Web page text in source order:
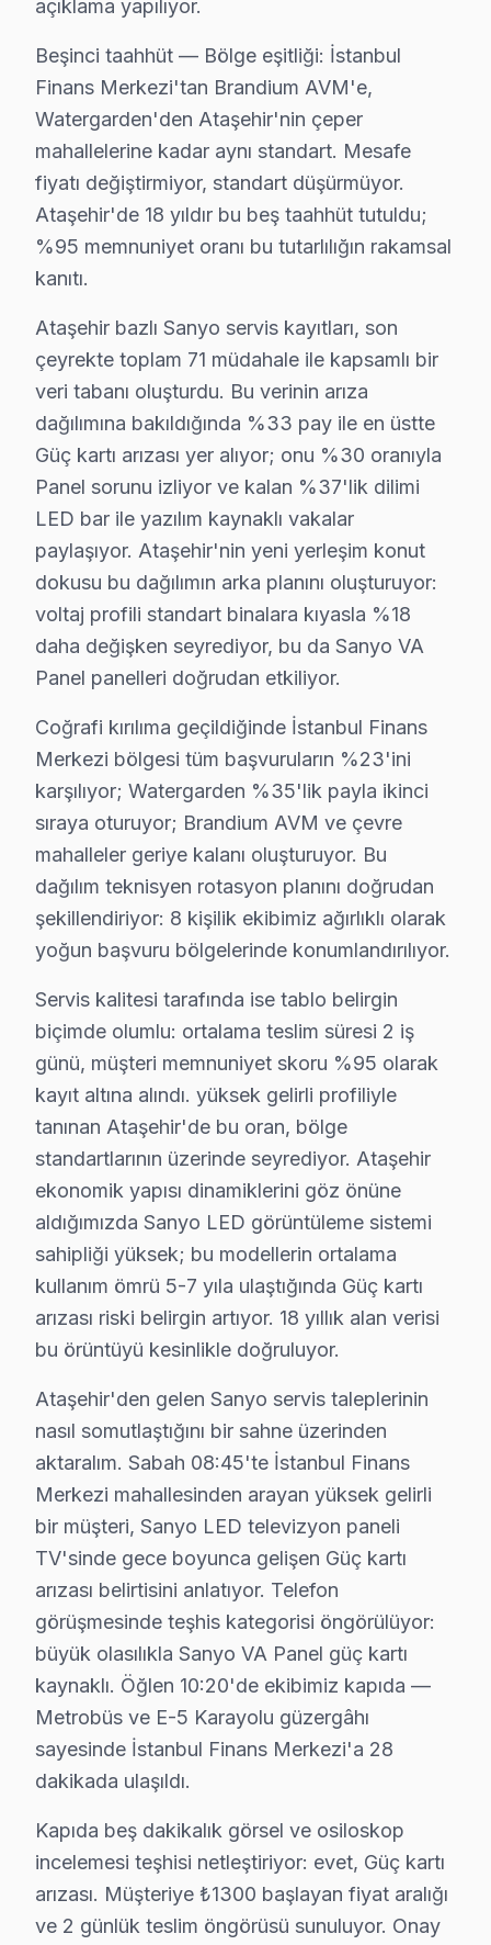
Sanyo televizyon paneli'niz arızalandı mı? İstanbul
Şeffaf Fiyatlandırma ve Müşteri Memnuniyeti
Servis sürecinin başından sonuna kadar şeffaf fiyat
Ücretsiz Arıza Tespiti: Ataşehir'de arıza tespiti
Şeffaf Fiyat Teklifi: Hangi bileşenlerin değişeceğini,
Garantili Servis Avantajı: 6 ay-2 yıl garanti ile aynı
» Basit arızalarda aynı gün servis tamamlanır.
Ataşehir × Sanyo: Yerel İçerik ve Deneyim
Ataşehir'de Sanyo akıllı TV onarımında para
Ama değer hesabı yalnızca ilk satın alma fiyatıyla
yüksek gelirli profilli Ataşehir'de müşterilerimiz bu
Ataşehir'de Sanyo televizyon paneli arıza
İlkbahar dönemi (Mart-Mayıs): Görece sakin. bu
Yaz dönemi (Haziran-Ağustos): Sıcak havada
Sonbahar dönemi (Eylül-Kasım): Okul ve sezon
Ataşehir'deki Sanyo teknik servis deneyimi,
Sanyo VA Panel sürücü katmanında LVDS sinyal
söz konusu model Smart akıllı TV modellerindeki
Ataşehir'de Sanyo servis tercihinde güven, fiyat
İkinci taahhüt — Garanti kapsamı: İşçilik 6 ay, orijinal
Beşinci taahhüt — Bölge eşitliği: İstanbul Finans
Ataşehir bazlı Sanyo servis kayıtları, son çeyrekte
Coğrafi kırılıma geçildiğinde İstanbul Finans
Servis kalitesi tarafında ise tablo belirgin biçimde
Ataşehir'den gelen söz konusu model servis
Bu hikayenin olağan olması, Ataşehir'de 18 yıllık
Ataşehir servis lojistiği, ilçenin Anadolu Yakası'ndaki
İkinci katman — Orta kuşak: Watergarden ve
Üçüncü katman — Dış mahalleler: Brandium AVM
Neden Ataşehir'de Sanyo teknik desteği
Ataşehir Sanyo TV Ekran Anakart Profesyonel Servis ve Tamir
Ataşehir'da Sanyo akıllı TV'niz bozulduğunda
• Ataşehir'de 25+ sertifikalı teknisyen Sanyo LED
• Ataşehir'de sadece orijinal parça kullanıyoruz. her
• Termal kamera ve osiloskop kullanarak arızalı
Deneyimlerimize göre,, İstanbul Finans Merkezi,
Sanyo Servisi: Ataşehir Yerel Bilgi
Ataşehir ilçesi, İstanbul Anadolu Yakası'nın yaklaşık
Sanyo TV'lerde Sık Görülen Arızalar
Ataşehir bölgesindeki Sanyo kullanıcılarının
Güç kartı arızası: Ataşehir'de Sanyo VA Panel
Panel sorunu: Ataşehir'de Smart akıllı TV sistemini
LED bar: Ataşehir'de LED ekranlarda daha sık
T-Con: Ataşehir'de bu sorunla başvuran müşteriler
» Ataşehir'de tüm Sanyo model ve serilerinde VA
Ataşehir Sanyo TV Arızaları – Televizyonunuz
Sanyo görüntüleme sistemi'nizde yaşadığınız
Sanyo televizyon paneli'lerde en çok müdahale
• Panel ve Ekran: OLED yanması, LCD şeriti, piksel
açıklama yapılıyor.
Beşinci taahhüt — Bölge eşitliği: İstanbul
Finans Merkezi'tan Brandium AVM'e,
Watergarden'den Ataşehir'nin çeper
mahallelerine kadar aynı standart. Mesafe
fiyatı değiştirmiyor, standart düşürmüyor.
Ataşehir'de 18 yıldır bu beş taahhüt tutuldu;
%95 memnuniyet oranı bu tutarlılığın rakamsal
kanıtı.
Ataşehir bazlı Sanyo servis kayıtları, son
çeyrekte toplam 71 müdahale ile kapsamlı bir
veri tabanı oluşturdu. Bu verinin arıza
dağılımına bakıldığında %33 pay ile en üstte
Güç kartı arızası yer alıyor; onu %30 oranıyla
Panel sorunu izliyor ve kalan %37'lik dilimi
LED bar ile yazılım kaynaklı vakalar
paylaşıyor. Ataşehir'nin yeni yerleşim konut
dokusu bu dağılımın arka planını oluşturuyor:
voltaj profili standart binalara kıyasla %18
daha değişken seyrediyor, bu da Sanyo VA
Panel panelleri doğrudan etkiliyor.
Coğrafi kırılıma geçildiğinde İstanbul Finans
Merkezi bölgesi tüm başvuruların %23'ini
karşılıyor; Watergarden %35'lik payla ikinci
sıraya oturuyor; Brandium AVM ve çevre
mahalleler geriye kalanı oluşturuyor. Bu
dağılım teknisyen rotasyon planını doğrudan
şekillendiriyor: 8 kişilik ekibimiz ağırlıklı olarak
yoğun başvuru bölgelerinde konumlandırılıyor.
Servis kalitesi tarafında ise tablo belirgin
biçimde olumlu: ortalama teslim süresi 2 iş
günü, müşteri memnuniyet skoru %95 olarak
kayıt altına alındı. yüksek gelirli profiliyle
tanınan Ataşehir'de bu oran, bölge
standartlarının üzerinde seyrediyor. Ataşehir
ekonomik yapısı dinamiklerini göz önüne
aldığımızda Sanyo LED görüntüleme sistemi
sahipliği yüksek; bu modellerin ortalama
kullanım ömrü 5-7 yıla ulaştığında Güç kartı
arızası riski belirgin artıyor. 18 yıllık alan verisi
bu örüntüyü kesinlikle doğruluyor.
Ataşehir'den gelen Sanyo servis taleplerinin
nasıl somutlaştığını bir sahne üzerinden
aktaralım. Sabah 08:45'te İstanbul Finans
Merkezi mahallesinden arayan yüksek gelirli
bir müşteri, Sanyo LED televizyon paneli
TV'sinde gece boyunca gelişen Güç kartı
arızası belirtisini anlatıyor. Telefon
görüşmesinde teşhis kategorisi öngörülüyor:
büyük olasılıkla Sanyo VA Panel güç kartı
kaynaklı. Öğlen 10:20'de ekibimiz kapıda —
Metrobüs ve E-5 Karayolu güzergâhı
sayesinde İstanbul Finans Merkezi'a 28
dakikada ulaşıldı.
Kapıda beş dakikalık görsel ve osiloskop
incelemesi teşhisi netleştiriyor: evet, Güç kartı
arızası. Müşteriye ₺1300 başlayan fiyat aralığı
ve 2 günlük teslim öngörüsü sunuluyor. Onay